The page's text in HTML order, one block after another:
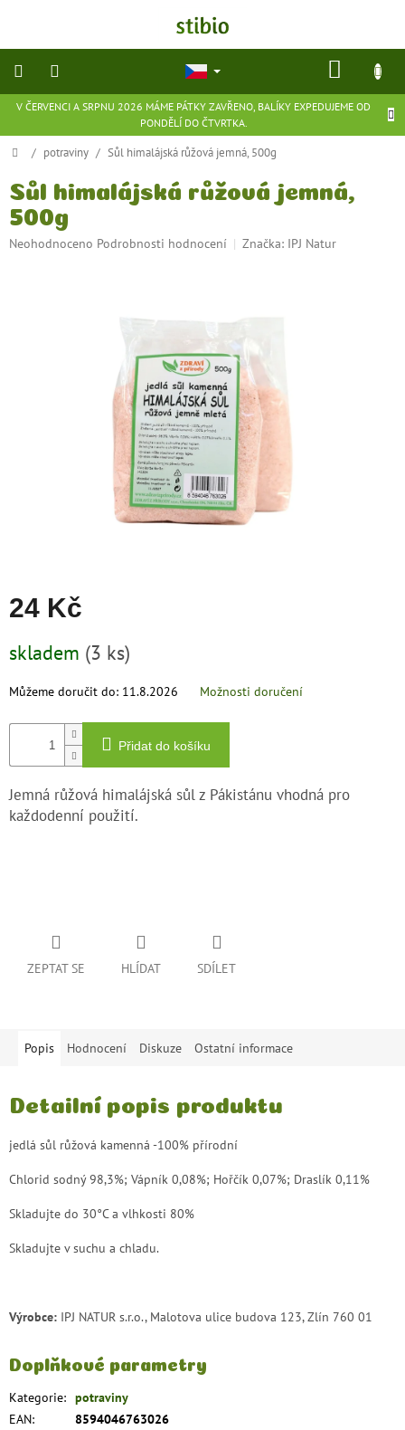
V ČERVENCI A SRPNU 2026 MÁME PÁTKY ZAVŘENO, BALÍKY EXPEDUJEME OD
PONDĚLÍ DO ČTVRTKA.
přírodní
stravy
potraviny
Domů
/ potraviny / Sůl himalájská růžová jemná, 500g
Sůl himalájská růžová jemná,
500g
Průměrné
Neohodnoceno Podrobnosti hodnocení Značka: IPJ Natur
24 Kč
cena:
skladem (3 ks)
Můžeme doručit do: 11.8.2026 Možnosti doručení
Přidat do košíku
Jemná růžová himalájská sůl z Pákistánu vhodná pro
každodenní použití.
ZEPTAT SE HLÍDAT SDÍLET
Popis Hodnocení Diskuze Ostatní informace
Detailní popis produktu
jedlá sůl růžová kamenná -100% přírodní
Chlorid sodný 98,3%; Vápník 0,08%; Hořčík 0,07%; Draslík 0,11%
Skladujte do 30°C a vlhkosti 80%
Skladujte v suchu a chladu.
Výrobce: IPJ NATUR s.r.o., Malotova ulice budova 123, Zlín 760 01
Doplňkové parametry
Kategorie: potraviny
EAN: 8594046763026